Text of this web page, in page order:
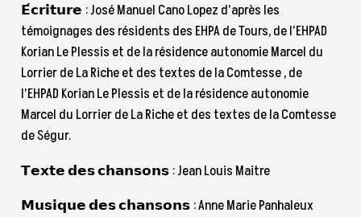
𝗘́𝗰𝗿𝗶𝘁𝘂𝗿𝗲 : José Manuel Cano Lopez d’après les
témoignages des résidents des EHPA de Tours, de l’EHPAD
Korian Le Plessis et de la résidence autonomie Marcel du
Lorrier de La Riche et des textes de la Comtesse , de
l’EHPAD Korian Le Plessis et de la résidence autonomie
Marcel du Lorrier de La Riche et des textes de la Comtesse
de Ségur.
𝗧𝗲𝘅𝘁𝗲 𝗱𝗲𝘀 𝗰𝗵𝗮𝗻𝘀𝗼𝗻𝘀 : Jean Louis Maitre
𝗠𝘂𝘀𝗶𝗾𝘂𝗲 𝗱𝗲𝘀 𝗰𝗵𝗮𝗻𝘀𝗼𝗻𝘀 : Anne Marie Panhaleux